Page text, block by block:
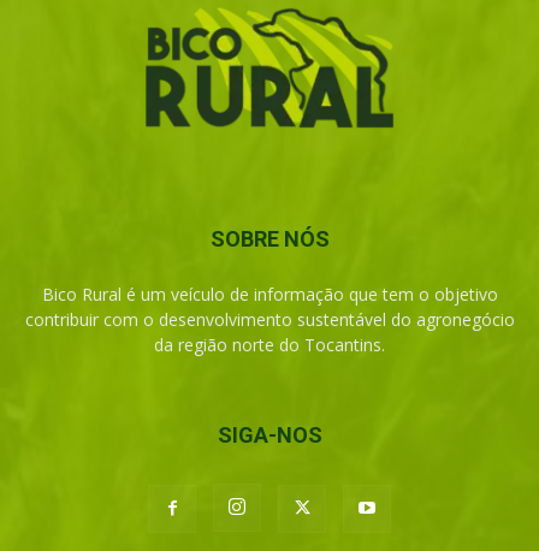
SOBRE NÓS
Bico Rural é um veículo de informação que tem o objetivo
contribuir com o desenvolvimento sustentável do agronegócio
da região norte do Tocantins.
SIGA-NOS